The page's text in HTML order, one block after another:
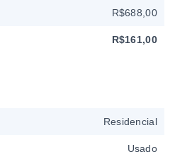
R$688,00
R$161,00
Residencial
Usado